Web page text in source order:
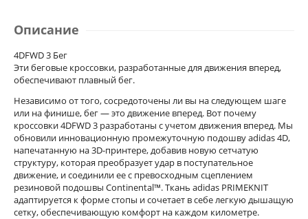
Описание
4DFWD 3 Бег
Эти беговые кроссовки, разработанные для движения вперед,
обеспечивают плавный бег.
Независимо от того, сосредоточены ли вы на следующем шаге
или на финише, бег — это движение вперед. Вот почему
кроссовки 4DFWD 3 разработаны с учетом движения вперед. Мы
обновили инновационную промежуточную подошву adidas 4D,
напечатанную на 3D-принтере, добавив новую сетчатую
структуру, которая преобразует удар в поступательное
движение, и соединили ее с превосходным сцеплением
резиновой подошвы Continental™. Ткань adidas PRIMEKNIT
адаптируется к форме стопы и сочетает в себе легкую дышащую
сетку, обеспечивающую комфорт на каждом километре.